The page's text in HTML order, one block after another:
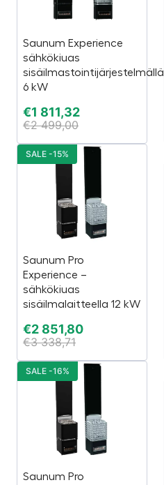
Saunum Experience
sähkökiuas
sisäilmastointijärjestelmällä
6 kW
€1 811,32
€2 499,00
Saunum Pro
Experience –
sähkökiuas
sisäilmalaitteella 12 kW
€2 851,80
€3 338,71
SALE -15%
Saunum Pro
SALE -16%